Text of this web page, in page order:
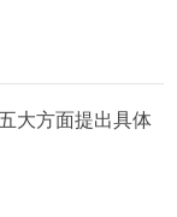
大方面提出具体